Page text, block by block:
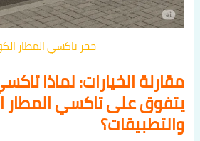
حجز تاكسي المطار
مقارنة الخيارات: لماذا
يتفوق على تاكسي
والتطبيقات؟